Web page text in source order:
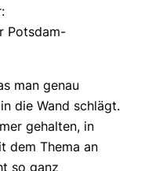
Potsdam-
man genau
die Wand schlägt.
gehalten, in
dem Thema an
so ganz